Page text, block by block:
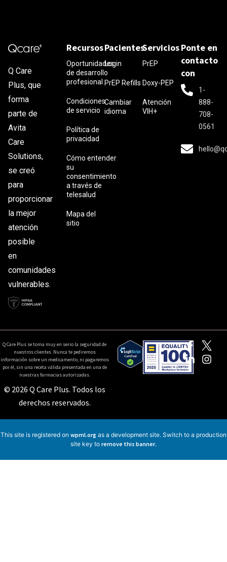
Q Care
Plus, que
forma
parte de
Avita
Care
Solutions,
se creó
para
proporcionar
la mejor
atención
posible
en
comunidades
vulnerables.
Recursos
Oportunidades
de desarrollo
profesional
Condiciones
de servicio
Política de
privacidad
Cómo entender
su
consentimiento
a través de
telesalud
Mapa del
sitio
Pacientes
Login
PrEP Refills
Cambiar
idioma
Servicios
PrEP
Doxy-PEP
Atención
VIH+
Ponte en
contacto
con
1-
888-
708-
0561
Q Care Plus se toma muy en serio la seguridad de
nuestros clientes. Nunca te pediremos
información sobre un medicamento, ni pagaremos
por él, sin una receta válida presentada en una de
nuestras farmacias autorizadas.
© 2026 Q Care Plus. Todos los
derechos reservados.
This site is registered on wpml.org as a development site. Switch to a production
site key to remove this banner.